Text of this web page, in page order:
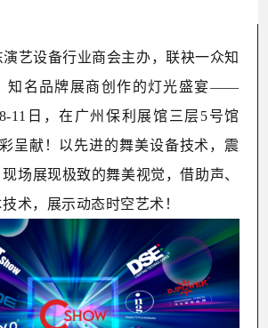
演艺设备行业商会主办，联袂一众知
知名品牌展商创作的灯光盛宴——
11日，在广州保利展馆三层5号馆
呈献！以先进的舞美设备技术，震
场展现极致的舞美视觉，借助声、
术，展示动态时空艺术！